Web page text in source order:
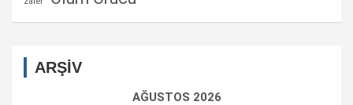
ARŞİV
AĞUSTOS 2026